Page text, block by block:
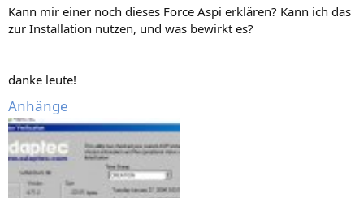
Kann mir einer noch dieses Force Aspi erklären? Kann ich das
zur Installation nutzen, und was bewirkt es?
danke leute!
Anhänge